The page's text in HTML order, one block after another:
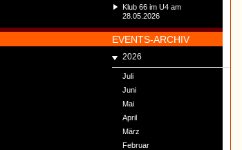
Klub 66 im U4 am
28.05.2026
EVENTS-ARCHIV
2026
Juli
Juni
Mai
April
März
Februar